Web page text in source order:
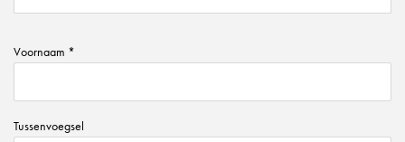
Voornaam *
Tussenvoegsel